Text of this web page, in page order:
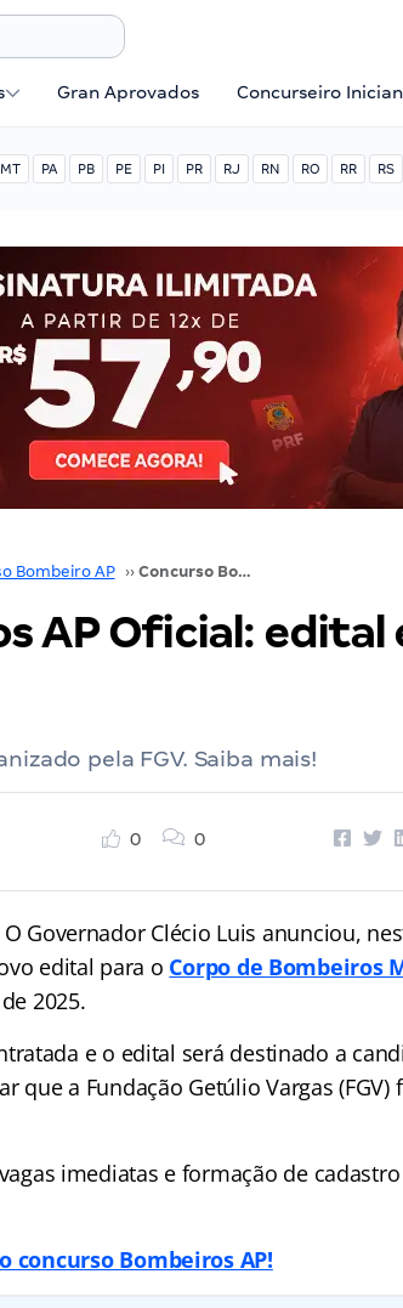
Gran Aprovados Concurseiro
MT PA PB PE PI PR RJ RN RO RR RS
Bombeiro AP ›› Concurso Bombeiros AP Oficial: edital em junho; veja!
AP Oficial: edital
pela FGV. Saiba mais!
0 0
Governador Clécio Luis anunciou,
edital para o Corpo de Bombeiros
2025.
e o edital será destinado a
a Fundação Getúlio Vargas (FGV)
imediatas e formação de
concurso Bombeiros AP!